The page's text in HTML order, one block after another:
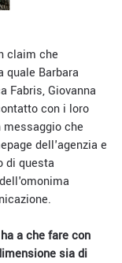
claim che
quale Barbara
Fabris, Giovanna
con i loro
che
dell'agenzia e
di questa
a che fare con
sia di